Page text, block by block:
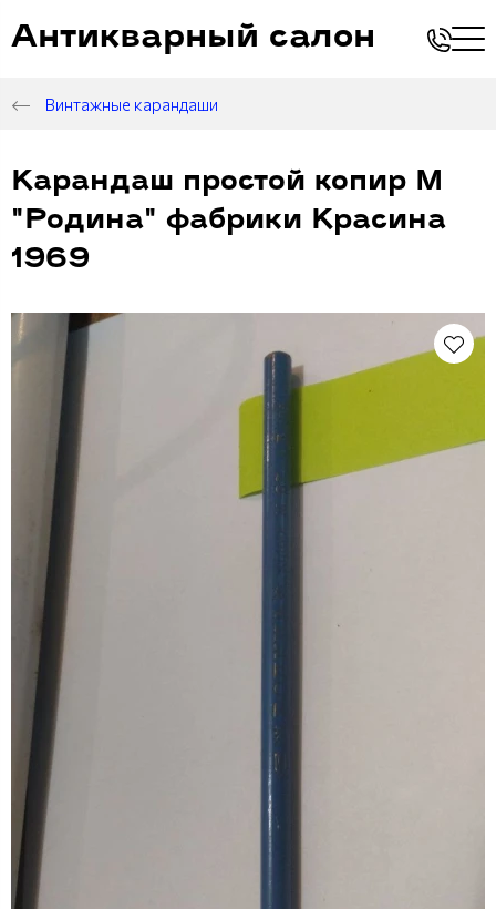
Антикварный салон
Винтажные карандаши
Карандаш простой копир М
"Родина" фабрики Красина
1969